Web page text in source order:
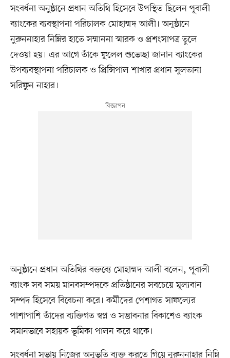
সংবর্ধনা অনুষ্ঠানে প্রধান অতিথি হিসেবে উপস্থিত ছিলেন পূবালী
ব্যাংকের ব্যবস্থাপনা পরিচালক মোহাম্মদ আলী। অনুষ্ঠানে
নুরুননাহার নিম্নির হাতে সম্মাননা স্মারক ও প্রশংসাপত্র তুলে
দেওয়া হয়। এর আগে তাঁকে ফুলেল শুভেচ্ছা জানান ব্যাংকের
উপব্যবস্থাপনা পরিচালক ও প্রিন্সিপাল শাখার প্রধান সুলতানা
সরিফুন নাহার।
অনুষ্ঠানে প্রধান অতিথির বক্তব্যে মোহাম্মদ আলী বলেন, পূবালী
ব্যাংক সব সময় মানবসম্পদকে প্রতিষ্ঠানের সবচেয়ে মূল্যবান
সম্পদ হিসেবে বিবেচনা করে। কর্মীদের পেশাগত সাফল্যের
পাশাপাশি তাঁদের ব্যক্তিগত স্বপ্ন ও সম্ভাবনার বিকাশেও ব্যাংক
সমানভাবে সহায়ক ভূমিকা পালন করে থাকে।
সংবর্ধনা সভায় নিজের অনুভূতি ব্যক্ত করতে গিয়ে নুরুননাহার নিম্নি